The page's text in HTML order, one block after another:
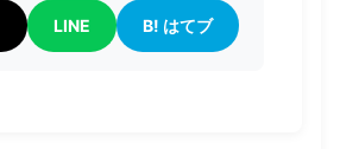
LINE B! はてブ